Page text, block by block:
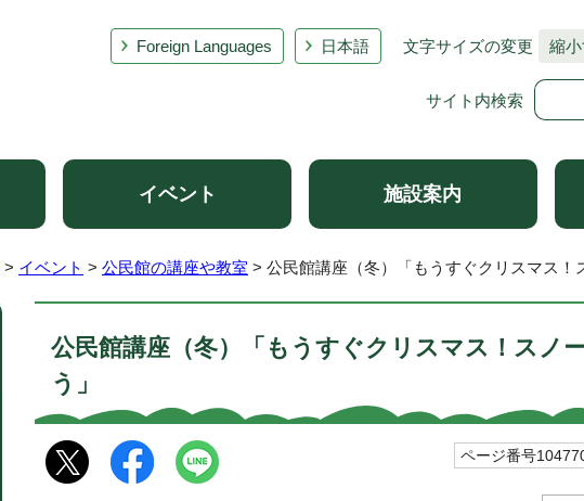
Foreign Languages 日本語 文字サイズの変更 縮
サイト内検索
イベント 施設案内
> イベント > 公民館の講座や教室 > 公民館講座（冬）「もうすぐクリスマス！
公民館講座（冬）「もうすぐクリスマス！スノ
う」
ページ番号